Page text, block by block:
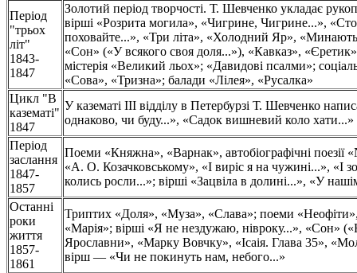
Період
"трьох
літ"
1843-
1847
Золотий період творчості. Т. Шевченко укладає
вірші «Розрита могила», «Чигрине, Чигрине...»,
поховайте...», «Три літа», «Холодний Яр»,
«Сон» («У всякого своя доля...»), «Кавказ»,
містерія «Великий льох»; «Давидові псалми»;
«Сова», «Тризна»; балади «Лілея», «Русалка»
Цикл "В
казематі"
1847
У казематі III відділу в Петербурзі Т. Шевченко
однаково, чи буду...», «Садок вишневий коло хати...»
Період
заслання
1847-
1857
Поеми «Княжна», «Варнак», автобіографічні
«А. О. Козачковському», «І виріс я на чужині...», «І
колись росли...»; вірші «Зацвіла в долині...», «У
Останні
роки
життя
1857-
1861
Триптих «Доля», «Муза», «Слава»; поеми
«Марія»; вірші «Я не нездужаю, нівроку...», «Сон»
Ярославни», «Марку Вовчку», «Ісаія. Глава 35»,
вірш — «Чи не покинуть нам, небого...»